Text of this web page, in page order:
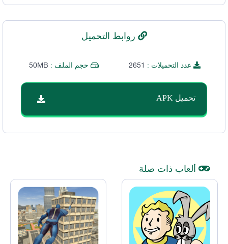
روابط التحميل
عدد التحميلات : 2651 حجم الملف : 50MB
تحميل APK
ألعاب ذات صلة